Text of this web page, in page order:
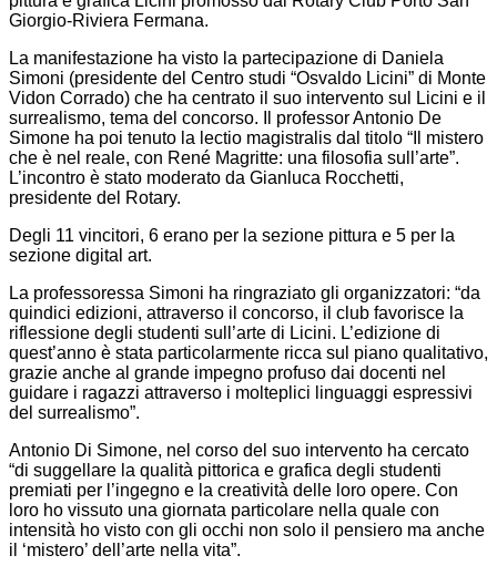
Giorgio-Riviera Fermana.
La manifestazione ha visto la partecipazione di Daniela
Simoni (presidente del Centro studi “Osvaldo Licini” di Monte
Vidon Corrado) che ha centrato il suo intervento sul Licini e il
surrealismo, tema del concorso. Il professor Antonio De
Simone ha poi tenuto la lectio magistralis dal titolo “Il mistero
che è nel reale, con René Magritte: una filosofia sull’arte”.
L’incontro è stato moderato da Gianluca Rocchetti,
presidente del Rotary.
Degli 11 vincitori, 6 erano per la sezione pittura e 5 per la
sezione digital art.
La professoressa Simoni ha ringraziato gli organizzatori: “da
quindici edizioni, attraverso il concorso, il club favorisce la
riflessione degli studenti sull’arte di Licini. L’edizione di
quest’anno è stata particolarmente ricca sul piano qualitativo,
grazie anche al grande impegno profuso dai docenti nel
guidare i ragazzi attraverso i molteplici linguaggi espressivi
del surrealismo”.
Antonio Di Simone, nel corso del suo intervento ha cercato
“di suggellare la qualità pittorica e grafica degli studenti
premiati per l’ingegno e la creatività delle loro opere. Con
loro ho vissuto una giornata particolare nella quale con
intensità ho visto con gli occhi non solo il pensiero ma anche
il ‘mistero’ dell’arte nella vita”.